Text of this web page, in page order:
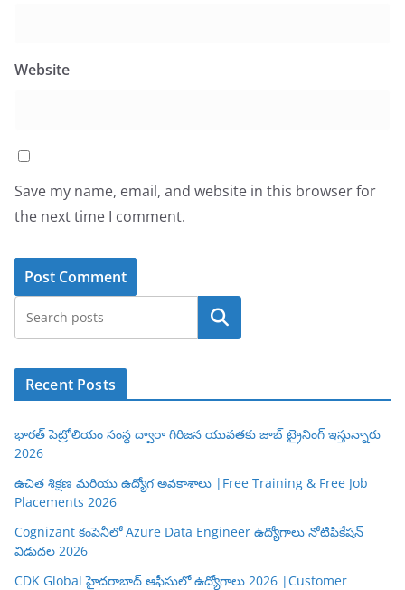
Website
Save my name, email, and website in this browser for
the next time I comment.
Search
Recent Posts
భారత్ పెట్రోలియం సంస్థ ద్వారా గిరిజన యువతకు జాబ్ ట్రైనింగ్ ఇస్తున్నారు
2026
ఉచిత శిక్షణ మరియు ఉద్యోగ అవకాశాలు |Free Training & Free Job
Placements 2026
Cognizant కంపెనీలో Azure Data Engineer ఉద్యోగాలు నోటిఫికేషన్
విడుదల 2026
CDK Global హైదరాబాద్ ఆఫీసులో ఉద్యోగాలు 2026 |Customer